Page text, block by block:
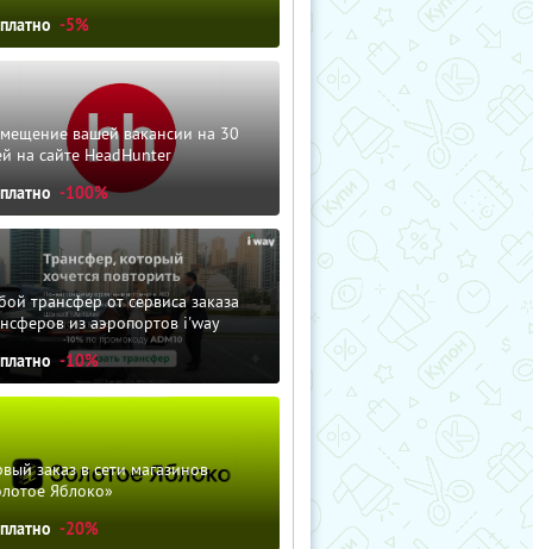
-5%
вашей вакансии на 30
на сайте HeadHunter
-100%
трансфер от сервиса заказа
из аэропортов i'way
-10%
заказ в сети магазинов
Яблоко»
-20%